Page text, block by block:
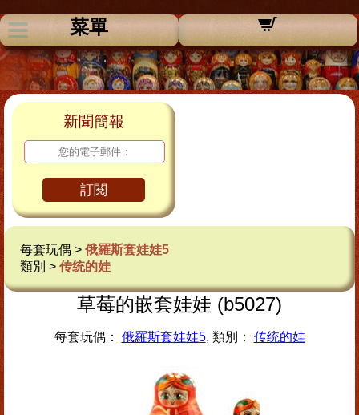
菜單
新聞簡報
訂閱
每套玩偶 > 俄羅斯套娃娃5
類別 > 传统的娃
草莓的嵌套娃娃 (b5027)
每套玩偶： 俄羅斯套娃娃5, 類別： 传统的娃